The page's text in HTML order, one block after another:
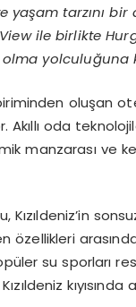
yaşam tarzını
ile birlikte
yolculuğuna
oluşan
Akıllı oda
manzarası ve
Kızıldeniz’in
özellikleri
su sporları
kıyısında